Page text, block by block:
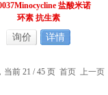
盐酸米诺
环素 抗生素
询价 详情
当前 21 / 45 页 首页 上一页